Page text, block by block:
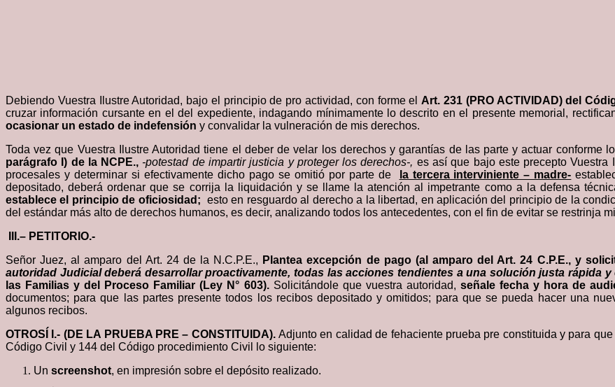
Debiendo Vuestra Ilustre Autoridad, bajo el principio de pro actividad, con forme el Art. 231 (PRO ACTIVIDAD) del
cruzar información cursante en el del expediente, indagando mínimamente lo descrito en el presente memorial,
ocasionar un estado de indefensión y convalidar la vulneración de mis derechos.
Toda vez que Vuestra Ilustre Autoridad tiene el deber de velar los derechos y garantías de las parte y actuar conforme
parágrafo I) de la NCPE., -potestad de impartir justicia y proteger los derechos-, es así que bajo este precepto Vuestra
procesales y determinar si efectivamente dicho pago se omitió por parte de
la tercera interviniente – madre-
depositado, deberá ordenar que se corrija la liquidación y se llame la atención al impetrante como a la defensa
establece el principio de oficiosidad; esto en resguardo al derecho a la libertad, en aplicación del principio de la
del estándar más alto de derechos humanos, es decir, analizando todos los antecedentes, con el fin de evitar se restrinja
.– PETITORIO.-
Señor Juez, al amparo del Art. 24 de la N.C.P.E., Plantea excepción de pago (al amparo del Art. 24 C.P.E., y
autoridad Judicial deberá desarrollar proactivamente, todas las acciones tendientes a una solución justa rápida
las Familias y del Proceso Familiar (Ley N° 603). Solicitándole que vuestra autoridad, señale fecha y hora de
documentos; para que las partes presente todos los recibos depositado y omitidos; para que se pueda hacer una
algunos recibos.
OTROSÍ I.- (DE LA PRUEBA PRE – CONSTITUIDA).Adjunto en calidad de fehaciente prueba pre constituida y para
Código Civil y 144 del Código procedimiento Civil lo siguiente:
Un screenshot, en impresión sobre el depósito realizado.